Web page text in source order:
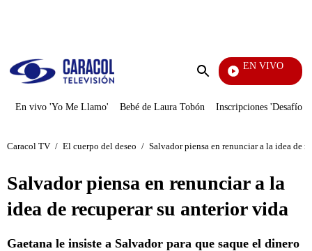
Enviar
EN VIVO
En vivo 'Yo Me Llamo' Bebé de Laura Tobón Inscripciones 'Desafío'
Caracol TV / El cuerpo del deseo / Salvador piensa en renunciar a la idea de
Salvador piensa en renunciar a la
idea de recuperar su anterior vida
Gaetana le insiste a Salvador para que saque el dinero